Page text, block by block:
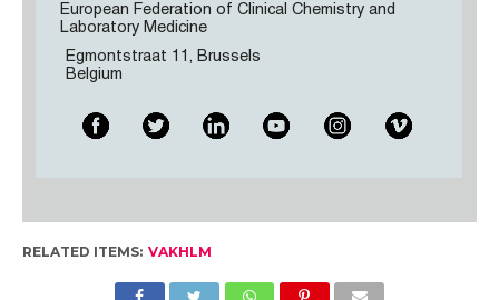
European Federation of Clinical Chemistry and
Laboratory Medicine
Egmontstraat 11, Brussels
Belgium
RELATED ITEMS: VAKHLM